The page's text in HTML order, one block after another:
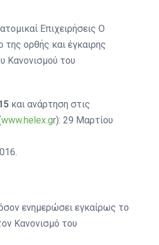
Επιχειρήσεις Ο
ορθής και έγκαιρης
Κανονισμού του
και ανάρτηση στις
www.helex.gr): 29 Μαρτίου
ενημερώσει εγκαίρως το
Κανονισμό του